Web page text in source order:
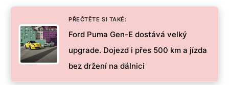
PŘEČTĚTE SI TAKÉ:
Ford Puma Gen-E dostává velký
upgrade. Dojezd i přes 500 km a jízda
bez držení na dálnici